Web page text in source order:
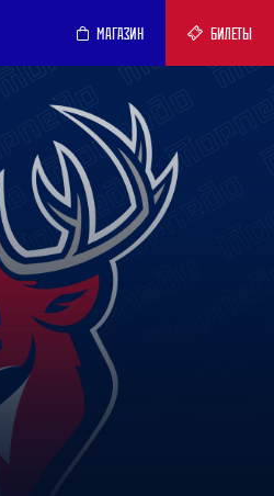
МАГАЗИН БИЛЕТЫ